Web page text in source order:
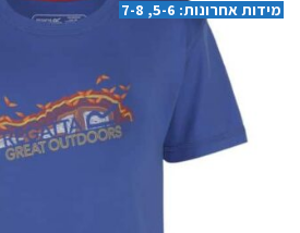
מידות אחרונות: 5-6, 7-8